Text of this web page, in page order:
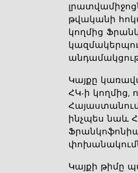
թվականի
կողմից
Կայքը
ՀԿ-ի կողմից,
ինչպես նաև
Կայքի թիմը